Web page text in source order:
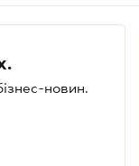
новин.